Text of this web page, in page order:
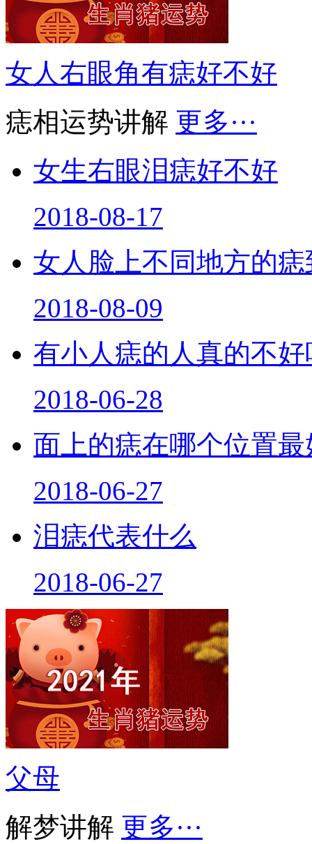
女人右眼角有痣好不好
痣相运势讲解 更多···
女生右眼泪痣好不好
2018-08-17
女人脸上不同地方的
2018-08-09
有小人痣的人真的不好
2018-06-28
面上的痣在哪个位置最
2018-06-27
泪痣代表什么
2018-06-27
父母
解梦讲解 更多···